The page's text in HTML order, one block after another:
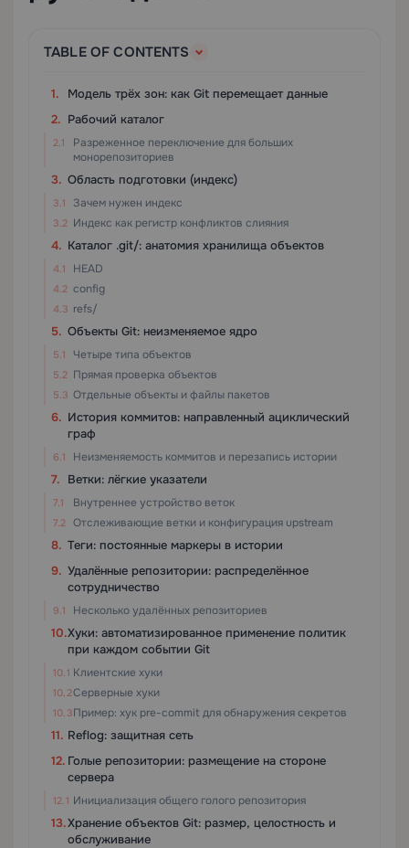
TABLE OF CONTENTS
Модель трёх зон: как Git перемещает данные
Рабочий каталог
Разреженное переключение для больших
монорепозиториев
Область подготовки (индекс)
Зачем нужен индекс
Индекс как регистр конфликтов слияния
Каталог .git/: анатомия хранилища объектов
HEAD
config
refs/
Объекты Git: неизменяемое ядро
Четыре типа объектов
Прямая проверка объектов
Отдельные объекты и файлы пакетов
История коммитов: направленный ациклический
граф
Неизменяемость коммитов и перезапись истории
Ветки: лёгкие указатели
Внутреннее устройство веток
Отслеживающие ветки и конфигурация upstream
Теги: постоянные маркеры в истории
Удалённые репозитории: распределённое
сотрудничество
Несколько удалённых репозиториев
Хуки: автоматизированное применение политик
при каждом событии Git
Клиентские хуки
Серверные хуки
Пример: хук pre-commit для обнаружения секретов
Reflog: защитная сеть
Голые репозитории: размещение на стороне
сервера
Инициализация общего голого репозитория
Хранение объектов Git: размер, целостность и
обслуживание